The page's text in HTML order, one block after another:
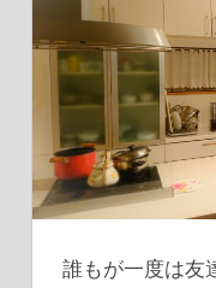
誰もが一度は友